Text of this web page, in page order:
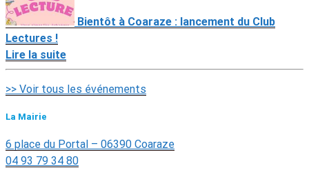
Bientôt à Coaraze : lancement du Club
Lectures !
Lire la suite
>> Voir tous les événements
La Mairie
6 place du Portal – 06390 Coaraze
04 93 79 34 80